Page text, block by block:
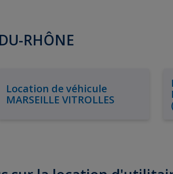
RHÔNE
Location de véhicule
MARSEILLE VITROLLES